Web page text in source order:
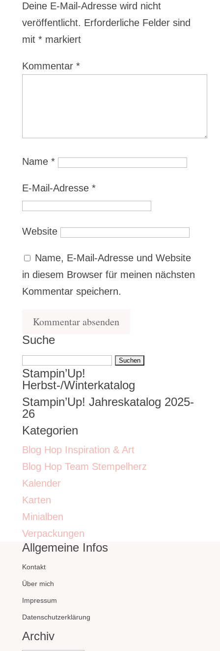
Deine E-Mail-Adresse wird nicht
veröffentlicht. Erforderliche Felder sind
mit *markiert
Kommentar *
Name *
E-Mail-Adresse *
Website
Name, E-Mail-Adresse und Website
in diesem Browser für meinen nächsten
Kommentar speichern.
Suche
Suchen
nach:
Stampin’Up!
Herbst-/Winterkatalog
Stampin’Up! Jahreskatalog 2025-
26
Kategorien
Blog Hop Inspiration & Art
Blog Hop Team Stempelherz
Kalender
Karten
Minialben
Verpackungen
Allgemeine Infos
Kontakt
Über mich
Impressum
Datenschutzerklärung
Archiv